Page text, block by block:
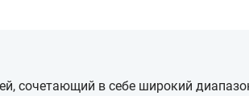
сочетающий в себе широкий